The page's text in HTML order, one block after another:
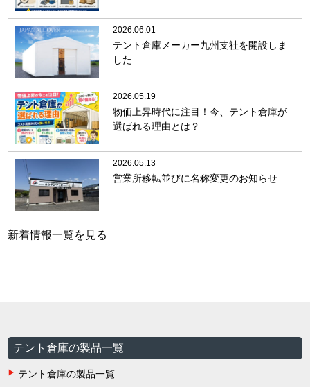
2026.06.01
テント倉庫メーカー九州支社を開設しま
した
2026.05.19
物価上昇時代に注目！今、テント倉庫が
選ばれる理由とは？
2026.05.13
営業所移転並びに名称変更のお知らせ
新着情報一覧を見る
テント倉庫の製品一覧
テント倉庫の製品一覧